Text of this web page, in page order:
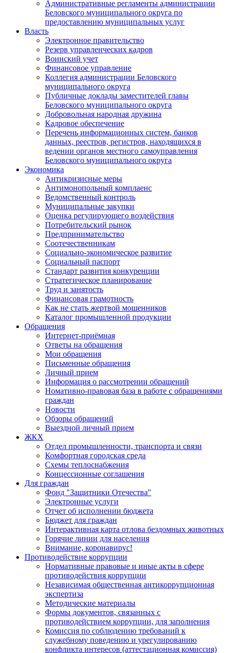
Административные регламенты администрации
Беловского муниципального округа по
предоставлению муниципальных услуг
Власть
Электронное правительство
Резерв управленческих кадров
Воинский учет
Финансовое управление
Коллегия администрации Беловского
муниципального округа
Публичные доклады заместителей главы
Беловского муниципального округа
Добровольная народная дружина
Кадровое обеспечение
Перечень информационных систем, банков
данных, реестров, регистров, находящихся в
ведении органов местного самоуправления
Беловского муниципального округа
Экономика
Антикризисные меры
Антимонопольный комплаенс
Ведомственный контроль
Муниципальные закупки
Оценка регулирующего воздействия
Потребительский рынок
Предпринимательство
Соотечественникам
Социально-экономическое развитие
Социальный паспорт
Стандарт развития конкуренции
Стратегическое планирование
Труд и занятость
Финансовая грамотность
Как не стать жертвой мошенников
Каталог промышленной продукции
Обращения
Интернет-приёмная
Ответы на обращения
Мои обращения
Письменные обращения
Личный прием
Информация о рассмотрении обращений
Номативно-правовая база в работе с обращениями
граждан
Новости
Обзоры обращений
Выездной личный прием
ЖКХ
Отдел промышленности, транспорта и связи
Комфортная городская среда
Схемы теплоснабжения
Концессионные соглашения
Для граждан
Фонд "Защитники Отечества"
Электронные услуги
Отчет об исполнении бюджета
Бюджет для граждан
Интерактивная карта отлова бездомных животных
Горячие линии для населения
Внимание, коронавирус!
Противодействие коррупции
Нормативные правовые и иные акты в сфере
противодействия коррупции
Независимая общественная антикоррупционная
экспертиза
Методические материалы
Формы документов, связанных с
противодействием коррупции, для заполнения
Комиссия по соблюдению требований к
служебному поведению и урегулированию
конфликта интересов (аттестационная комиссия)